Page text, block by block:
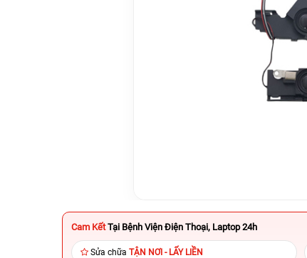
Cam Kết Tại Bệnh Viện Điện Thoại, Laptop 24h
Sửa chữa TẬN NƠI - LẤY LIỀN